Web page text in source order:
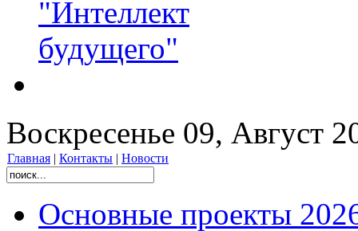
"Интеллект
будущего"
Воскресенье 09, Август
Главная | Контакты | Новости
Основные проекты